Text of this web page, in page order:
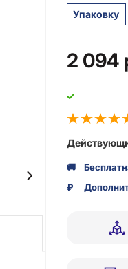
Упаковку
2 094
🚚
₽